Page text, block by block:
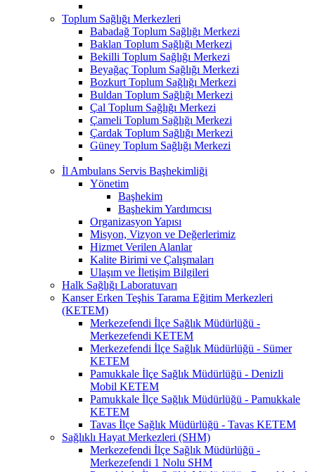
Toplum Sağlığı Merkezleri
Babadağ Toplum Sağlığı Merkezi
Baklan Toplum Sağlığı Merkezi
Bekilli Toplum Sağlığı Merkezi
Beyağaç Toplum Sağlığı Merkezi
Bozkurt Toplum Sağlığı Merkezi
Buldan Toplum Sağlığı Merkezi
Çal Toplum Sağlığı Merkezi
Çameli Toplum Sağlığı Merkezi
Çardak Toplum Sağlığı Merkezi
Güney Toplum Sağlığı Merkezi
İl Ambulans Servis Başhekimliği
Yönetim
Başhekim
Başhekim Yardımcısı
Organizasyon Yapısı
Misyon, Vizyon ve Değerlerimiz
Hizmet Verilen Alanlar
Kalite Birimi ve Çalışmaları
Ulaşım ve İletişim Bilgileri
Halk Sağlığı Laboratuvarı
Kanser Erken Teşhis Tarama Eğitim Merkezleri
(KETEM)
Merkezefendi İlçe Sağlık Müdürlüğü -
Merkezefendi KETEM
Merkezefendi İlçe Sağlık Müdürlüğü - Sümer
KETEM
Pamukkale İlçe Sağlık Müdürlüğü - Denizli
Mobil KETEM
Pamukkale İlçe Sağlık Müdürlüğü - Pamukkale
KETEM
Tavas İlçe Sağlık Müdürlüğü - Tavas KETEM
Sağlıklı Hayat Merkezleri (SHM)
Merkezefendi İlçe Sağlık Müdürlüğü -
Merkezefendi 1 Nolu SHM